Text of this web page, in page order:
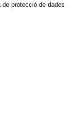
protecció de dades